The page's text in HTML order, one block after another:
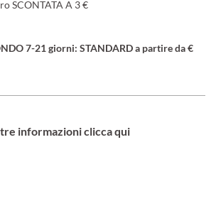
SCONTATA A 3 €
7-21 giorni: STANDARD a partire da €
informazioni clicca qui